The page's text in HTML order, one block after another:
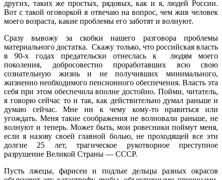
других, таких же простых, рядовых, как и я, людей России.
Вот с такой оговоркой я отвечаю на вопрос, чем жив человек
моего возраста, какие проблемы его заботят и волнуют.
Сразу вывожу за скобки нашего разговора проблемы
материального достатка. Скажу только, что российская власть
в 90-х годах предательски отнеслась к людям моего
поколения, добросовестно проработавших всю свою
сознательную жизнь и не получивших минимального,
жизненно необходимого пенсионного обеспечения. Власть эта
себя при этом обеспечила вполне достойно. Пойми, читатель,
я говорю сейчас то и так, как действительно думал раньше и
думаю сейчас. Мне ни к чему кому-то нравиться или
угождать. Меня такие соображения не волновали раньше, не
волнуют и теперь. Может быть, мои ровесники поймут меня,
если я назову своей главной болью, не проходящей все эти
долгие 25 лет, трагическое рукотворное преступное
разрушение Великой Страны — СССР.
Пусть лжецы, фарисеи и подлые дельцы разных окрасов